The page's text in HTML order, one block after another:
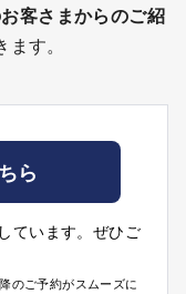
客さまからのご紹
す。
ら
ています。ぜひご
のご予約がスムーズに